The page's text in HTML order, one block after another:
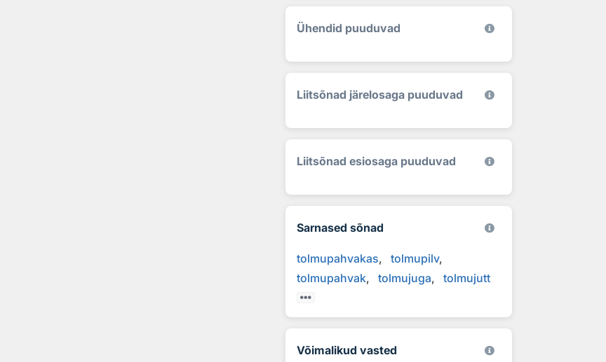
Ühendid puuduvad
Liitsõnad järelosaga puuduvad
Liitsõnad esiosaga puuduvad
Sarnased sõnad
tolmupahvakas
tolmupilv
tolmupahvak
tolmujuga tolmujutt
Võimalikud vasted